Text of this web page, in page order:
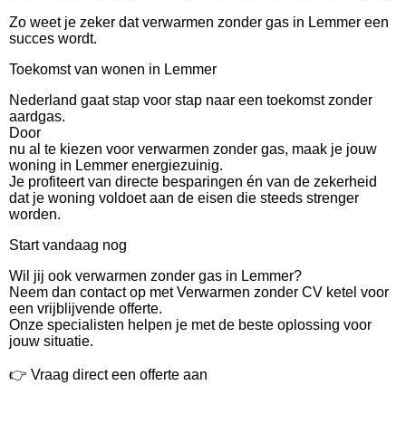
Zo weet je zeker dat verwarmen zonder gas in Lemmer een
succes wordt.
Toekomst van wonen in Lemmer
Nederland gaat stap voor stap naar een toekomst zonder
aardgas.
Door
nu al te kiezen voor verwarmen zonder gas, maak je jouw
woning in Lemmer energiezuinig.
Je profiteert van directe besparingen én van de zekerheid
dat je woning voldoet aan de eisen die steeds strenger
worden.
Start vandaag nog
Wil jij ook verwarmen zonder gas in Lemmer?
Neem dan contact op met Verwarmen zonder CV ketel voor
een vrijblijvende offerte.
Onze specialisten helpen je met de beste oplossing voor
jouw situatie.
👉 Vraag direct een offerte aan